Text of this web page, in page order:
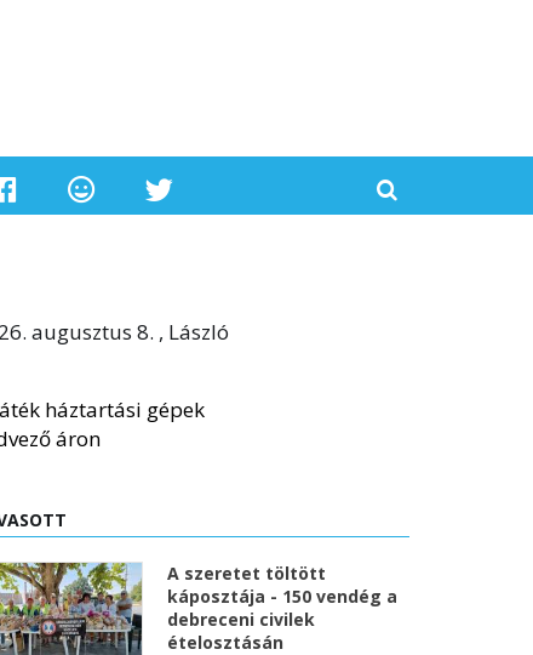
augusztus 8. , László
A szeretet töltött
káposztája - 150 vendég a
debreceni civilek
ételosztásán